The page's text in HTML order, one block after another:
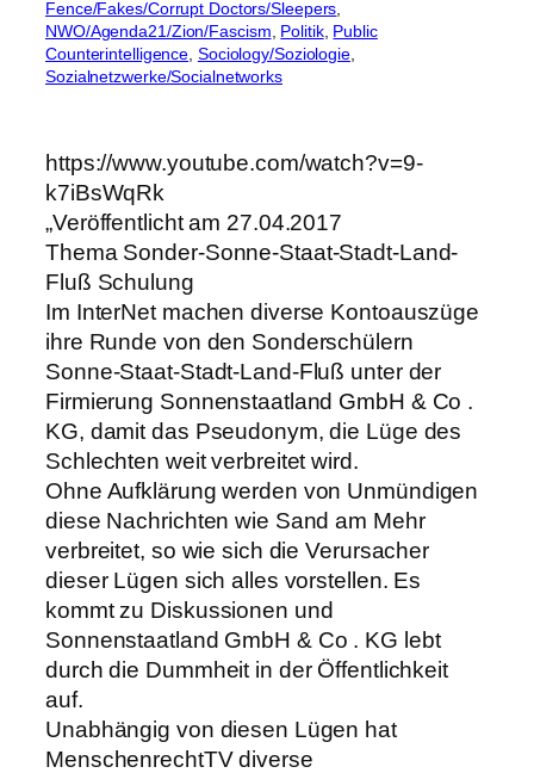
Fence/Fakes/Corrupt Doctors/Sleepers
NWO/Agenda21/Zion/Fascism Politik, Public
Counterintelligence Sociology/Soziologie
Sozialnetzwerke/Socialnetworks
https://www.youtube.com/watch?v=9-
k7iBsWqRk
„Veröffentlicht am 27.04.2017
Thema Sonder-Sonne-Staat-Stadt-Land-
Fluß Schulung
Im InterNet machen diverse Kontoauszüge
ihre Runde von den Sonderschülern
Sonne-Staat-Stadt-Land-Fluß unter der
Firmierung Sonnenstaatland GmbH & Co .
KG, damit das Pseudonym, die Lüge des
Schlechten weit verbreitet wird.
Ohne Aufklärung werden von Unmündigen
diese Nachrichten wie Sand am Mehr
verbreitet, so wie sich die Verursacher
dieser Lügen sich alles vorstellen. Es
kommt zu Diskussionen und
Sonnenstaatland GmbH & Co . KG lebt
durch die Dummheit in der Öffentlichkeit
auf.
Unabhängig von diesen Lügen hat
MenschenrechtTV diverse